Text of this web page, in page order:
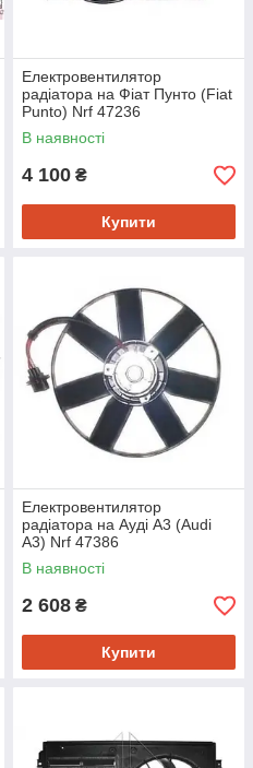
Електровентилятор
радіатора на Фіат Пунто (Fiat
Punto) Nrf 47236
В наявності
4 100 ₴
Купити
Електровентилятор
радіатора на Ауді A3 (Audi
A3) Nrf 47386
В наявності
2 608 ₴
Купити